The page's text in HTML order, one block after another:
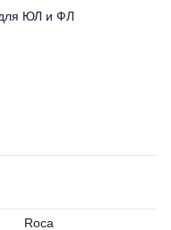
для ЮЛ и ФЛ
Roca